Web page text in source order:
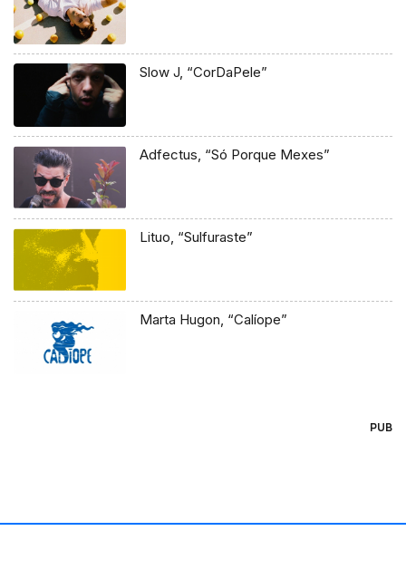
Slow J, “CorDaPele”
Adfectus, “Só Porque Mexes”
Lituo, “Sulfuraste”
Marta Hugon, “Calíope”
PUB